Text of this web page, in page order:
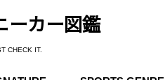
ーカー図鑑
CHECK IT.